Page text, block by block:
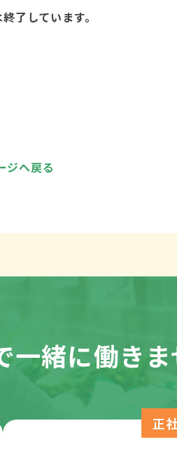
了しています。
ジへ戻る
一緒に働きま
正